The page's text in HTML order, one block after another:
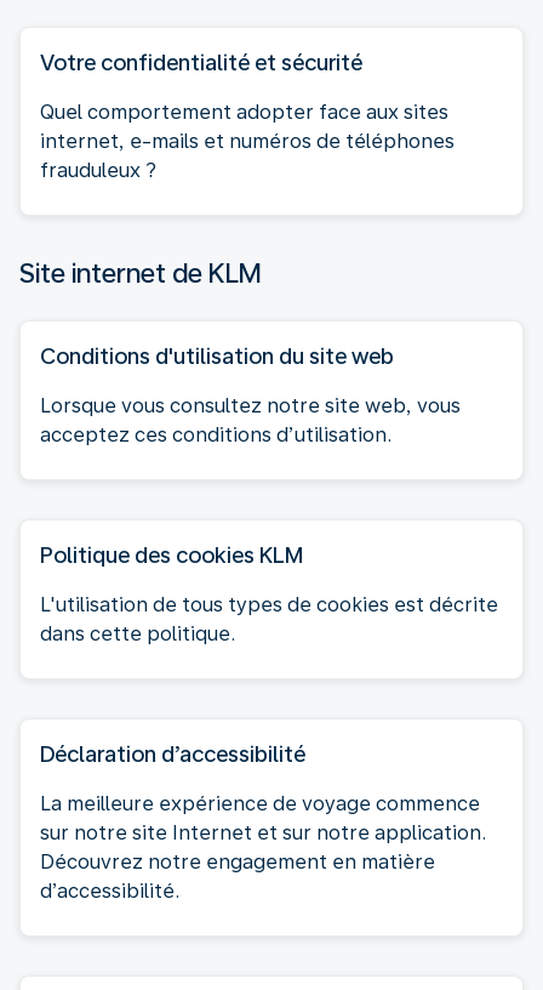
Votre confidentialité et sécurité
Quel comportement adopter face aux sites
internet, e-mails et numéros de téléphones
frauduleux ?
Site internet de KLM
Conditions d'utilisation du site web
Lorsque vous consultez notre site web, vous
acceptez ces conditions d’utilisation.
Politique des cookies KLM
L'utilisation de tous types de cookies est décrite
dans cette politique.
Déclaration d’accessibilité
La meilleure expérience de voyage commence
sur notre site Internet et sur notre application.
Découvrez notre engagement en matière
d’accessibilité.